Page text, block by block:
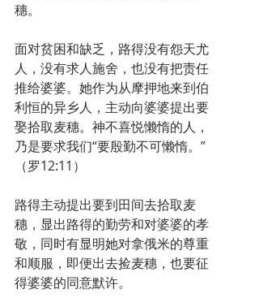
穗。
面对贫困和缺乏，路得没有怨天尤
人，没有求人施舍，也没有把责任
推给婆婆。她作为从摩押地来到伯
利恒的异乡人，主动向婆婆提出要
娶拾取麦穗。神不喜悦懒惰的人，
乃是要求我们“要殷勤不可懒惰。”
（罗12:11）
路得主动提出要到田间去拾取麦
穗，显出路得的勤劳和对婆婆的孝
敬，同时有显明她对拿俄米的尊重
和顺服，即便出去捡麦穗，也要征
得婆婆的同意默许。